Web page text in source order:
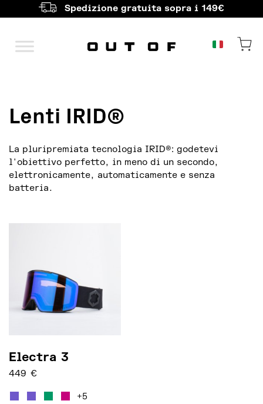
Spedizione gratuita sopra i 149€
Navigazione principale
Lenti IRID®
La pluripremiata tecnologia IRID®: godetevi
l'obiettivo perfetto, in meno di un secondo,
elettronicamente, automaticamente e senza
batteria.
Electra 3
449 €
+5